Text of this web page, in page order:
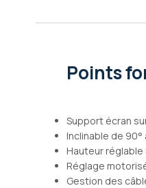
d’images
Points
Support écran
Inclinable de
Hauteur réglable
Réglage
Gestion des